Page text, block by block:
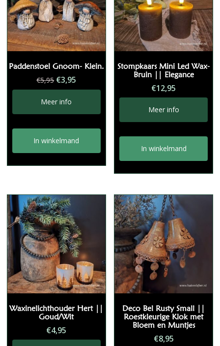
Paddenstoel Gnoom- Klein.
€5,95 Oorspronkelijke
prijs
was:
€5,95.
€3,95
prijs
€3,95.
Meer info
In winkelmand
Stompkaars Mini Led Wax-
Bruin || Elegance
€12,95
Meer info
In winkelmand
Waxinelichthouder Hert ||
Goud/Wit
€4,95
Deco Bel Rusty Small ||
Roestkleurige Klok met
Bloem en Muntjes
€8,95